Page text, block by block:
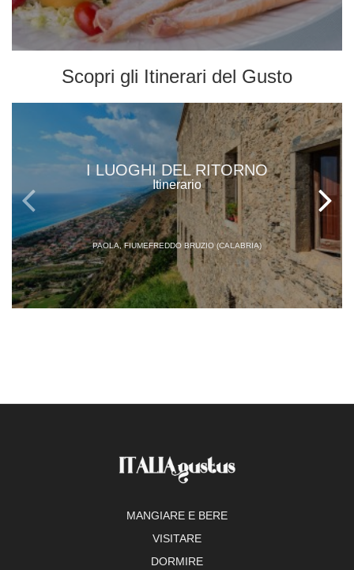
Scopri gli Itinerari del Gusto
I LUOGHI DEL RITORNO
Itinerario
PAOLA, FIUMEFREDDO BRUZIO (CALABRIA)
MANGIARE E BERE
VISITARE
DORMIRE